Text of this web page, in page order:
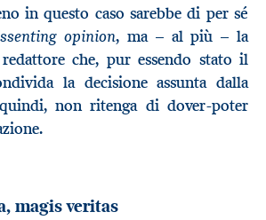
in questo caso sarebbe di per sé
opinion, ma – al più – la
che, pur essendo stato il
la decisione assunta dalla
non ritenga di dover-poter
magis veritas